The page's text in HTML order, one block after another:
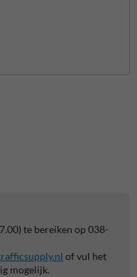
te bereiken op 038-
of vul het
mogelijk.